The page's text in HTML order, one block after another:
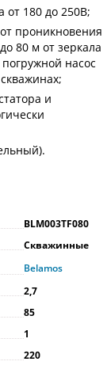
от 180 до 250В;
проникновения
80 м от зеркала
погружной насос
и
BLM003TF080
Скважинные
Belamos
2,7
85
1
220